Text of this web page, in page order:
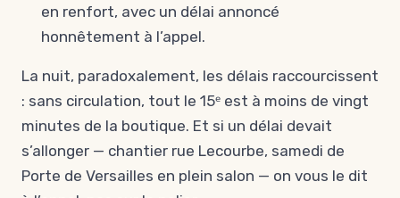
en renfort, avec un délai annoncé
honnêtement à l’appel.
La nuit, paradoxalement, les délais raccourcissent
: sans circulation, tout le 15ᵉ est à moins de vingt
minutes de la boutique. Et si un délai devait
s’allonger — chantier rue Lecourbe, samedi de
Porte de Versailles en plein salon — on vous le dit